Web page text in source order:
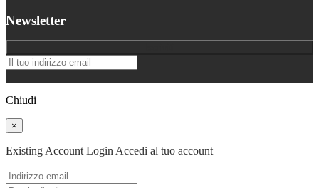
Newsletter
Chiudi
×
Existing Account Login Accedi al tuo account